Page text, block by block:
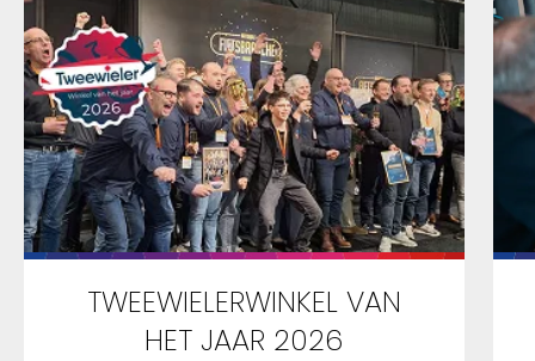
TWEEWIELERWINKEL VAN
HET JAAR 2026